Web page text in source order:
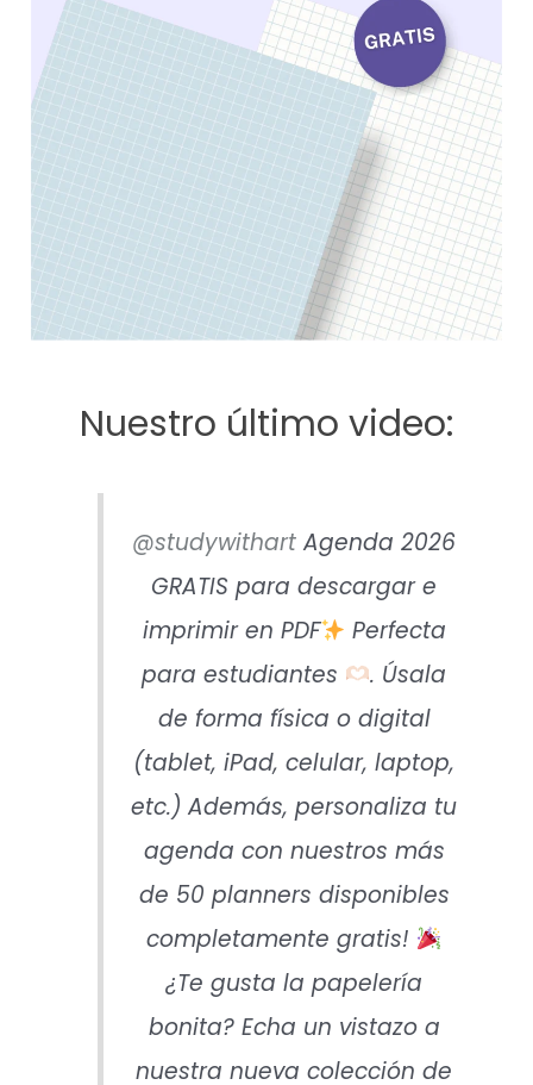
Nuestro último video:
@studywithart Agenda 2026
GRATIS para descargar e
imprimir en PDF
Perfecta
para estudiantes
. Úsala
de forma física o digital
(tablet, iPad, celular, laptop,
etc.) Además, personaliza tu
agenda con nuestros más
de 50 planners disponibles
completamente gratis!
¿Te gusta la papelería
bonita? Echa un vistazo a
nuestra nueva colección de